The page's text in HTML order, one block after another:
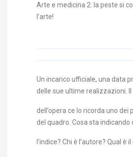
Arte e medicina 2: la peste si
l’arte!
Un incarico ufficiale, una data
delle sue ultime realizzazioni. Il
dell’opera ce lo ricorda uno dei
del quadro. Cosa sta indicando
l’indice? Chi è l’autore? Qual è